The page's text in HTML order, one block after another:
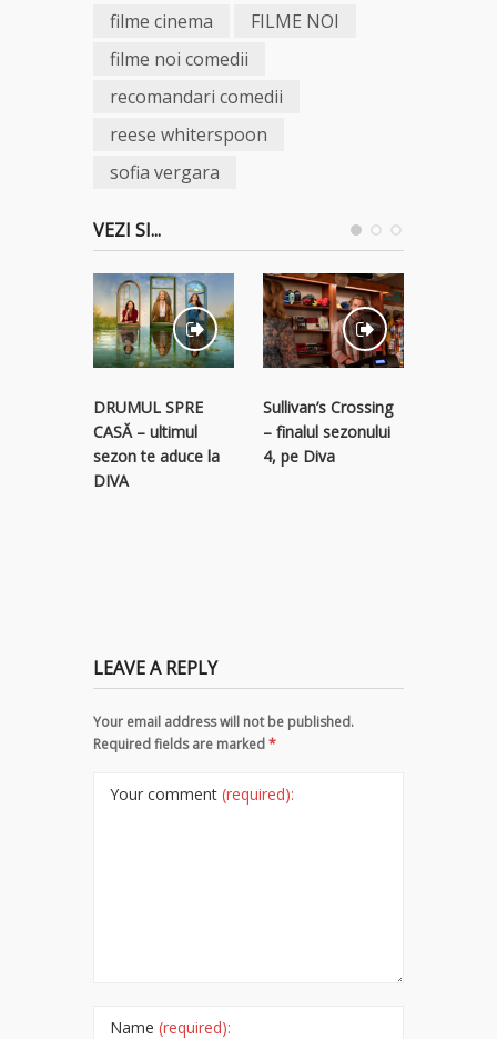
filme cinema
FILME NOI
filme noi comedii
recomandari comedii
reese whiterspoon
sofia vergara
VEZI SI...
DRUMUL SPRE
CASĂ – ultimul
sezon te aduce la
DIVA
Sullivan’s Crossing
– finalul sezonului
4, pe Diva
LEAVE A REPLY
Your email address will not be published.
Required fields are marked*
Your comment (required):
Name (required):